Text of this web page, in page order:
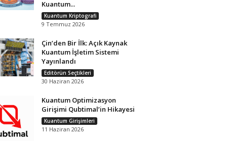
Kuantum...
Kuantum Kriptografi
9 Temmuz 2026
Çin’den Bir İlk: Açık Kaynak
Kuantum İşletim Sistemi
Yayınlandı
Editörün Seçtikleri
30 Haziran 2026
Kuantum Optimizasyon
Girişimi Qubtimal’in Hikayesi
Kuantum Girişimleri
11 Haziran 2026